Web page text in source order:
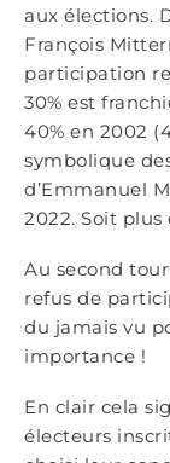
aux élections.
François
participation
30% est
40% en 2002
symbolique
d’Emmanuel
2022. Soit plus
Au second
refus de
du jamais vu
importance !
En clair cela
électeurs